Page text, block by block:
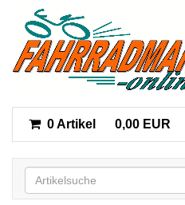
0 Artikel 0,00 EUR